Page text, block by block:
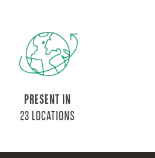
PRESENT IN
23 LOCATIONS